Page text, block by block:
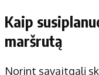
Kaip
maršrutą
Norint savaitgalį